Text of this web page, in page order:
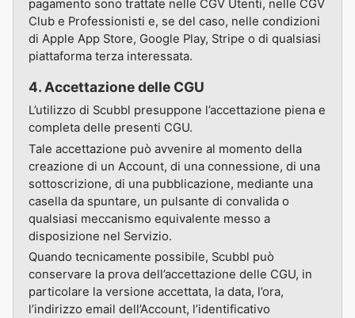
pagamento sono trattate nelle CGV Utenti, nelle CGV
Club e Professionisti e, se del caso, nelle condizioni
di Apple App Store, Google Play, Stripe o di qualsiasi
piattaforma terza interessata.
4. Accettazione delle CGU
L’utilizzo di Scubbl presuppone l’accettazione piena e
completa delle presenti CGU.
Tale accettazione può avvenire al momento della
creazione di un Account, di una connessione, di una
sottoscrizione, di una pubblicazione, mediante una
casella da spuntare, un pulsante di convalida o
qualsiasi meccanismo equivalente messo a
disposizione nel Servizio.
Quando tecnicamente possibile, Scubbl può
conservare la prova dell’accettazione delle CGU, in
particolare la versione accettata, la data, l’ora,
l’indirizzo email dell’Account, l’identificativo